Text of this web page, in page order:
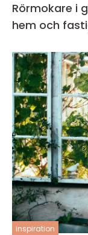
Rörmokare i göteborg
hem och
inspiration